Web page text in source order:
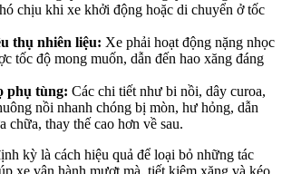
chịu khi xe khởi động hoặc di chuyển ở tốc
thụ nhiên liệu: Xe phải hoạt động nặng nhọc
tốc độ mong muốn, dẫn đến hao xăng đáng
phụ tùng: Các chi tiết như bi nồi, dây curoa,
nồi nhanh chóng bị mòn, hư hỏng, dẫn
chữa, thay thế cao hơn về sau.
kỳ là cách hiệu quả để loại bỏ những tác